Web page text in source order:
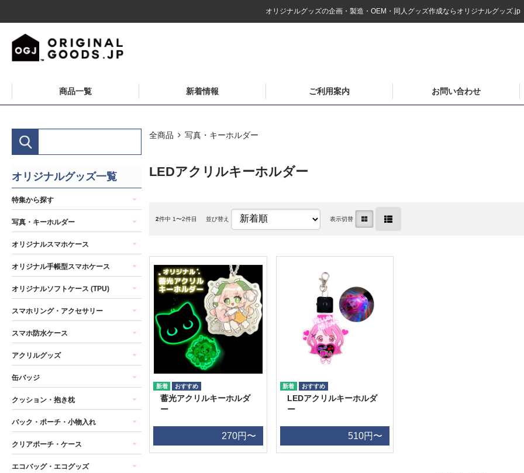
オリジナルグッズの企画・製造・OEM・同人グッズ作成ならオリジナルグッズ.jp
商品一覧 新着情報 ご利用案内 お問い合わせ
全商品 写真・キーホルダー
LEDアクリルキーホルダー
2件中 1〜2件目 並び替え 表示切替
蓄光アクリルキーホルダ
ー
270円〜
LEDアクリルキーホルダ
ー
510円〜
オリジナルグッズ一覧
特集から探す
写真・キーホルダー
オリジナルスマホケース
オリジナル手帳型スマホケース
オリジナルソフトケース (TPU)
スマホリング・アクセサリー
スマホ防水ケース
アクリルグッズ
缶バッジ
クッション・抱き枕
バック・ポーチ・小物入れ
クリアポーチ・ケース
エコバッグ・エコグッズ